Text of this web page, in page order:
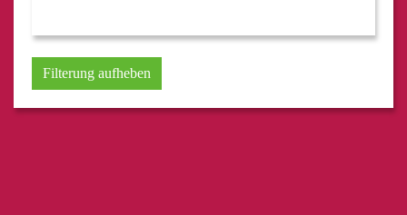
Filterung aufheben